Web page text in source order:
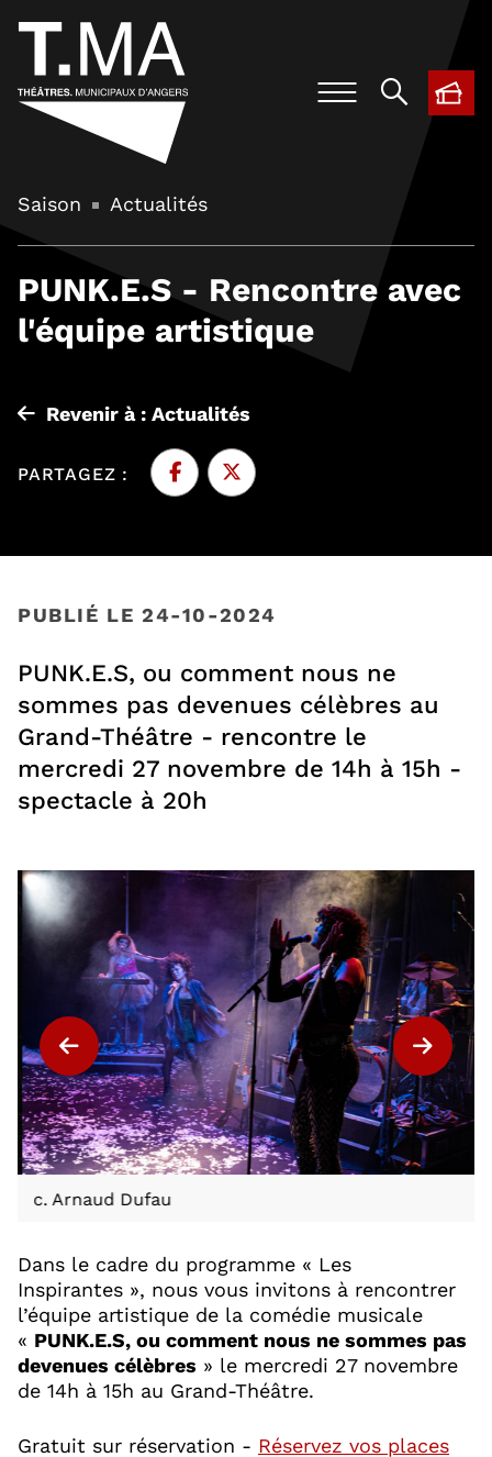
,
Saison Actualités
PUNK.E.S - Rencontre avec
l'équipe artistique
Revenir à : Actualités
PARTAGEZ :
PUBLIÉ LE 24-10-2024
PUNK.E.S, ou comment nous ne
sommes pas devenues célèbres au
Grand-Théâtre - rencontre le
mercredi 27 novembre de 14h à 15h -
spectacle à 20h
c. Arnaud Dufau
Dufau
Dans le cadre du programme « Les
Inspirantes », nous vous invitons à rencontrer
l’équipe artistique de la comédie musicale
« PUNK.E.S, ou comment nous ne sommes pas
devenues célèbres » le mercredi 27 novembre
de 14h à 15h au Grand-Théâtre.
Gratuit sur réservation - Réservez vos places